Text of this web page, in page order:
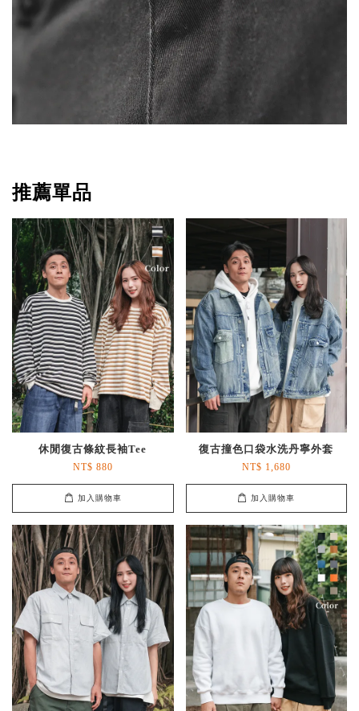
推薦單品
休閒復古條紋長袖Tee
NT$ 880
加入購物車
復古撞色口袋水洗丹寧外套
NT$ 1,680
加入購物車